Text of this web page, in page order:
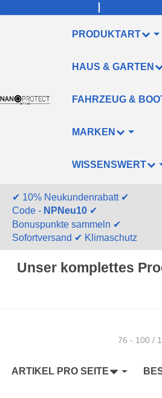
PRODUKTART
HAUS & GARTEN
FAHRZEUG &
MARKEN
WISSENSWERT
✔ 10% Neukundenrabatt✔
Code - NPNeu10 ✔
Bonuspunkte sammeln ✔
Sofortversand ✔ Klimaschutz
Unser komplettes
76 - 100 /
ARTIKEL PRO SEITE